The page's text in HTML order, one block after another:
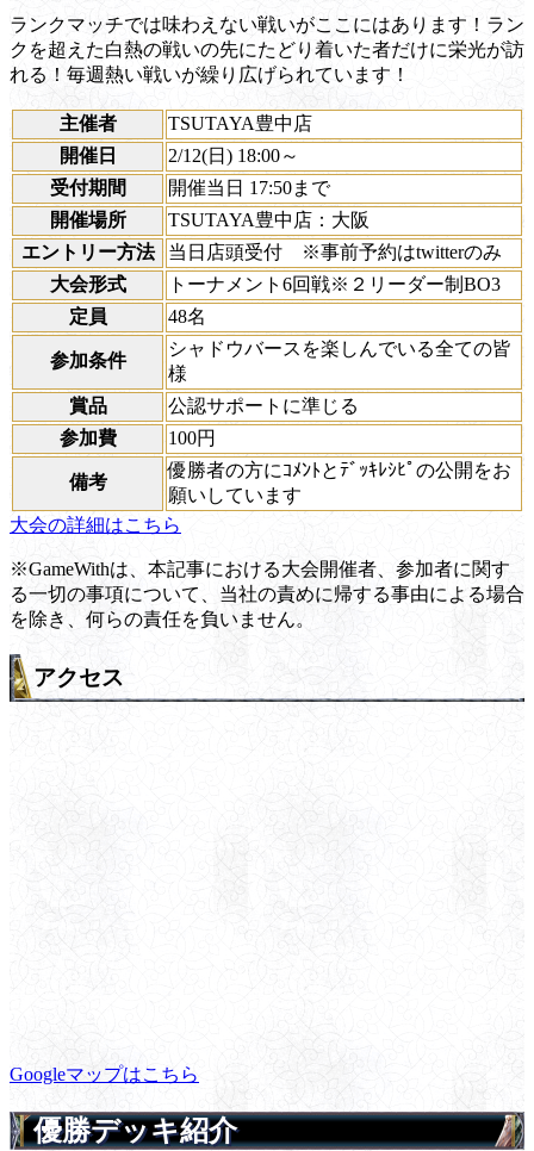
ランクマッチでは味わえない戦いがここにはあります！ラン
クを超えた白熱の戦いの先にたどり着いた者だけに栄光が訪
れる！毎週熱い戦いが繰り広げられています！
主催者
TSUTAYA豊中店
開催日
2/12(日) 18:00～
受付期間
開催当日 17:50まで
開催場所
TSUTAYA豊中店：大阪
エントリー方法
当日店頭受付 ※事前予約はtwitterのみ
大会形式
トーナメント6回戦※２リーダー制BO3
定員
48名
参加条件
シャドウバースを楽しんでいる全ての皆
様
賞品
公認サポートに準じる
参加費
100円
備考
優勝者の方にｺﾒﾝﾄとﾃﾞｯｷﾚｼﾋﾟの公開をお
願いしています
大会の詳細はこちら
※GameWithは、本記事における大会開催者、参加者に関す
る一切の事項について、当社の責めに帰する事由による場合
を除き、何らの責任を負いません。
アクセス
Googleマップはこちら
優勝デッキ紹介